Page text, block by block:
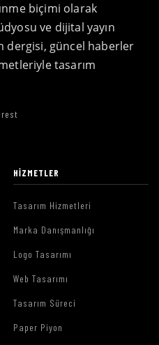
biçimi olarak
ve dijital yayın
dergisi, güncel haberler
tasarım
HIZMETLER
Tasarım Hizmetleri
Marka Danışmanlığı
Logo Tasarımı
Web Tasarımı
Tasarım Süreci
Paper Piyon